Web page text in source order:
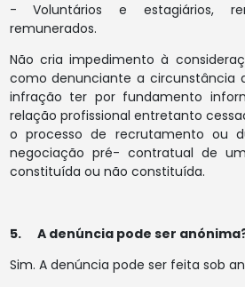
- Voluntários e estagiários,
remunerados.
Não cria impedimento à
como denunciante a circunstância
infração ter por fundamento
relação profissional entretanto
o processo de recrutamento ou
negociação pré- contratual de
constituída ou não constituída.
5. A denúncia pode ser
Sim. A denúncia pode ser feita sob